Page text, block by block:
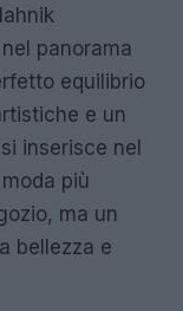
panorama
equilibrio
e un
inserisce nel
più
ma un
bellezza e